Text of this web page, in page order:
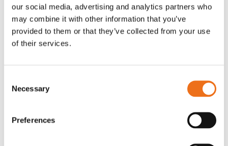
our social media, advertising and analytics partners who
may combine it with other information that you’ve
provided to them or that they’ve collected from your use
of their services.
Selection
Necessary
Preferences
Läs mer
Läs mer Läs mer